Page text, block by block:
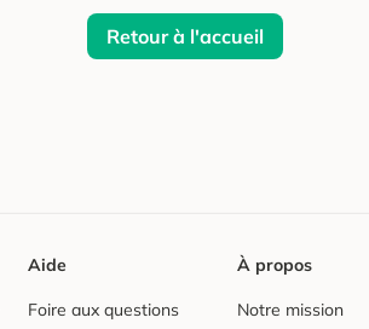
Retour à l'accueil
Aide
Foire aux questions
À propos
Notre mission